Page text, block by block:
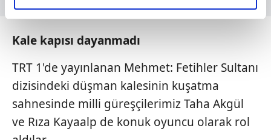
elimizden gelen çabayı gösterdiğimizi ve bu noktada,
reklamların maliyetlerimizi karşılamak noktasında tek gelir
kalemimiz olduğunu sizlere hatırlatmak isteriz.
Her halükârda, kullanıcılar, bu çerezlere izin vermedikleri
takdirde, kullanıcılara hedefli reklamlar
gösterilmeyecektir."
Sizlere daha iyi bir hizmet sunabilmek için İnternet
Sitemizde kendimize ve üçüncü kişilere ait çerezler
Kale kapısı dayanmadı
TRT 1'de yayınlanan Mehmet: Fetihler Sultanı
dizisindeki düşman kalesinin kuşatma
sahnesinde milli güreşçilerimiz Taha Akgül
ve Rıza Kayaalp de konuk oyuncu olarak rol